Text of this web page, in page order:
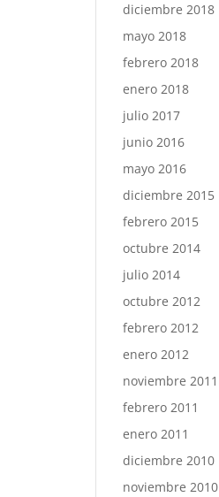
diciembre 2018
mayo 2018
febrero 2018
enero 2018
julio 2017
junio 2016
mayo 2016
diciembre 2015
febrero 2015
octubre 2014
julio 2014
octubre 2012
febrero 2012
enero 2012
noviembre 2011
febrero 2011
enero 2011
diciembre 2010
noviembre 2010